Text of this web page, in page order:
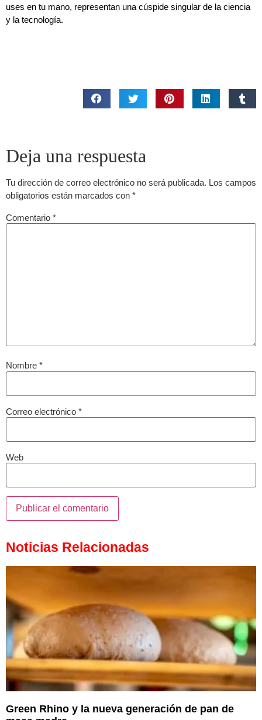
uses en tu mano, representan una cúspide singular de la ciencia
y la tecnología.
Deja una respuesta
Tu dirección de correo electrónico no será publicada. Los campos
obligatorios están marcados con *
Comentario *
Nombre *
Correo electrónico *
Web
Noticias Relacionadas
Green Rhino y la nueva generación de pan de